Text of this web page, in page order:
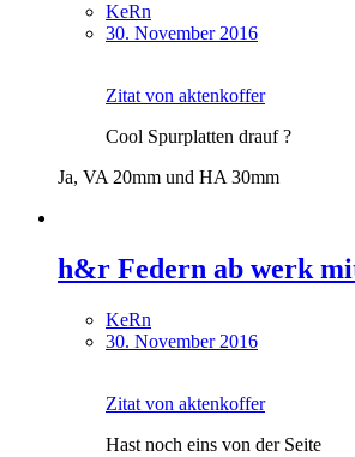
KeRn
30. November 2016
Zitat von aktenkoffer
Cool Spurplatten drauf ?
Ja, VA 20mm und HA 30mm
h&r Federn ab werk
KeRn
30. November 2016
Zitat von aktenkoffer
Hast noch eins von der Seite